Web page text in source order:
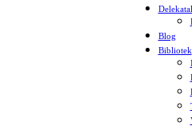
Blog
Bibliotek